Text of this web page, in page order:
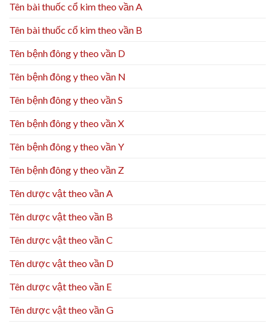
Tên bài thuốc cổ kim theo vần A
Tên bài thuốc cổ kim theo vần B
Tên bệnh đông y theo vần D
Tên bệnh đông y theo vần N
Tên bệnh đông y theo vần S
Tên bệnh đông y theo vần X
Tên bệnh đông y theo vần Y
Tên bệnh đông y theo vần Z
Tên dược vật theo vần A
Tên dược vật theo vần B
Tên dược vật theo vần C
Tên dược vật theo vần D
Tên dược vật theo vần E
Tên dược vật theo vần G